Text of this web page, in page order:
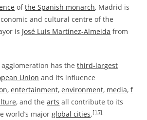
ofthe Spanish monarch, Madrid is
and cultural centre of the
is José Luis Martínez-Almeida from
has thethird-largest
Union and its influence
,entertainment,environment, media,f
, and thearts all contribute to its
world’s majorglobal cities.[15]